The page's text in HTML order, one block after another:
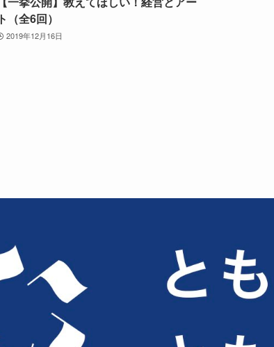
ト（全6回）
2019年12月16日